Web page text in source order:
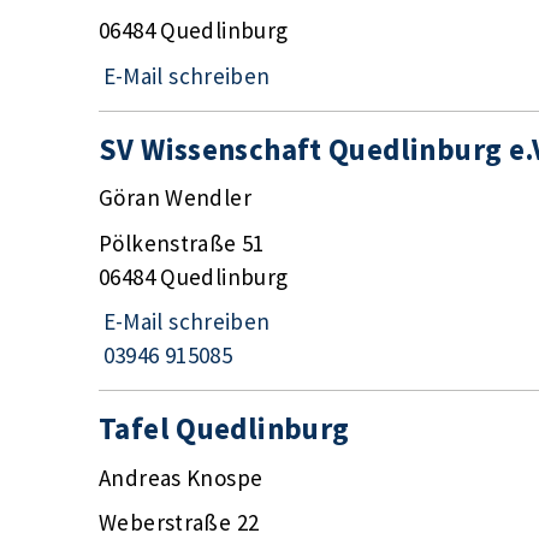
06484 Quedlinburg
E-Mail schreiben
SV Wissenschaft Quedlinburg
Göran Wendler
Pölkenstraße 51
06484 Quedlinburg
E-Mail schreiben
03946 915085
Tafel Quedlinburg
Andreas Knospe
Weberstraße 22